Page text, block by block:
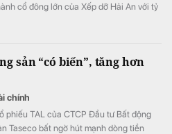
cổ đông lớn của Xếp dỡ Hải An với tỷ
sản “có biến”, tăng hơn
chính
phiếu TAL của CTCP Đầu tư Bất động
Taseco bất ngờ hút mạnh dòng tiền